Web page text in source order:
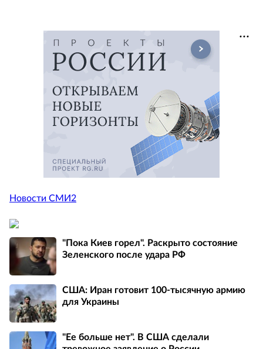
Новости СМИ2
"Пока Киев горел". Раскрыто состояние
Зеленского после удара РФ
США: Иран готовит 100-тысячную армию
для Украины
"Ее больше нет". В США сделали